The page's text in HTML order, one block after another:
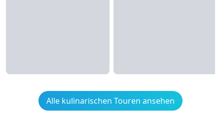
Alle kulinarischen Touren ansehen